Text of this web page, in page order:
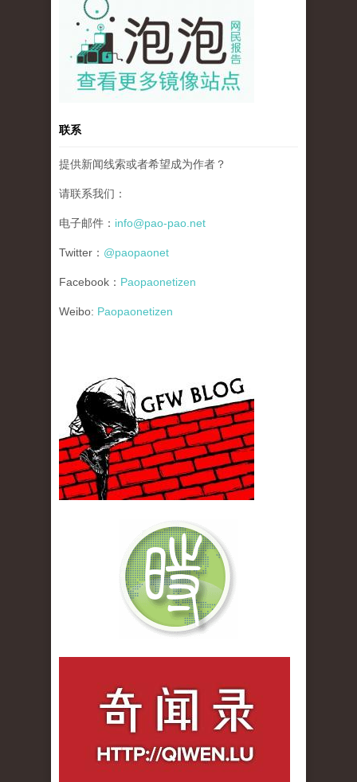
联系
提供新闻线索或者希望成为作者？
请联系我们：
电子邮件： info@pao-pao.net
Twitter： @paopaonet
Facebook： Paopaonetizen
Weibo: Paopaonetizen
gfw_blog_small.jpg